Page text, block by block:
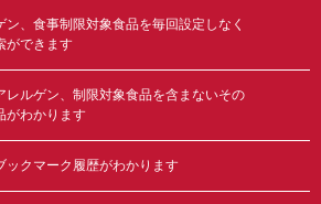
ン、食事制限対象食品を毎回設定しなく
ができます
レルゲン、制限対象食品を含まないその
がわかります
ックマーク履歴がわかります